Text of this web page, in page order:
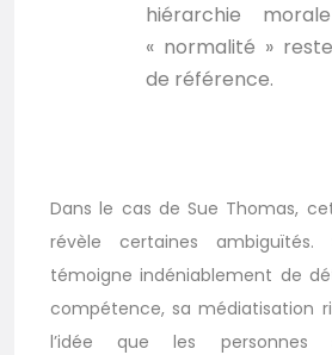
hiérarchie
« normalité »
de référence.
Dans le cas de Sue Thomas,
révèle certaines
témoigne indéniablement de
compétence, sa médiatisation
l’idée que les personnes